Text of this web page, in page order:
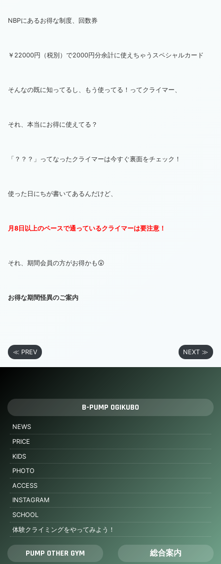
NBPにあるお得な制度、回数券
￥22000円（税別）で2000円分余計に使えちゃうスペシャルカード
そんなの既に知ってるし、もう使ってる！ってクライマー、
それ、本当にお得に使えてる？
「？？？」ってなったクライマーは今すぐ裏面をチェック！
使った日にちが書いてあるんだけど、
月8日以上のペースで通っているクライマーは要注意！
それ、期間会員の方がお得かも😲
お得な期間怪異のご案内
≪ PREV NEXT ≫
B-PUMP OGIKUBO
NEWS
PRICE
KIDS
PHOTO
ACCESS
INSTAGRAM
SCHOOL
体験クライミングをやってみよう！
PUMP OTHER GYM 総合案内